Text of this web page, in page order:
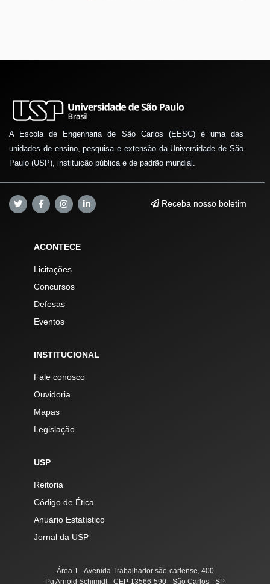
A Escola de Engenharia de São Carlos (EESC) é uma das
unidades de ensino, pesquisa e extensão da Universidade de São
Paulo (USP), instituição pública e de padrão mundial.
Receba nosso boletim
ACONTECE
Licitações
Concursos
Defesas
Eventos
INSTITUCIONAL
Fale conosco
Ouvidoria
Mapas
Legislação
USP
Reitoria
Código de Ética
Anuário Estatístico
Jornal da USP
Área 1 - Avenida Trabalhador são-carlense, 400
Pq Arnold Schimidt - CEP 13566-590 - São Carlos - SP